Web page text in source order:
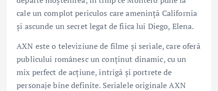
cale un complot periculos care amenință California
și ascunde un secret legat de fiica lui Diego, Elena.
AXN este o televiziune de filme și seriale, care oferă
publicului românesc un conținut dinamic, cu un
mix perfect de acțiune, intrigă și portrete de
personaje bine definite. Serialele originale AXN